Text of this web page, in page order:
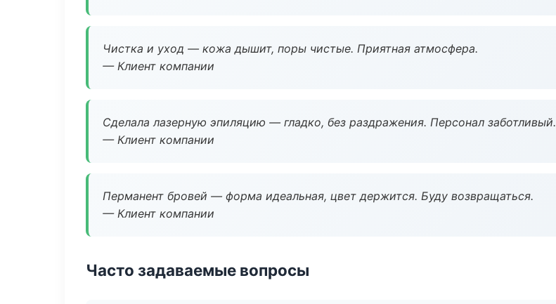
Чистка и уход — кожа дышит, поры чистые. Приятная атмосфера.
— Клиент компании
Сделала лазерную эпиляцию — гладко, без раздражения. Персонал заботливый.
— Клиент компании
Перманент бровей — форма идеальная, цвет держится. Буду возвращаться.
— Клиент компании
Часто задаваемые вопросы